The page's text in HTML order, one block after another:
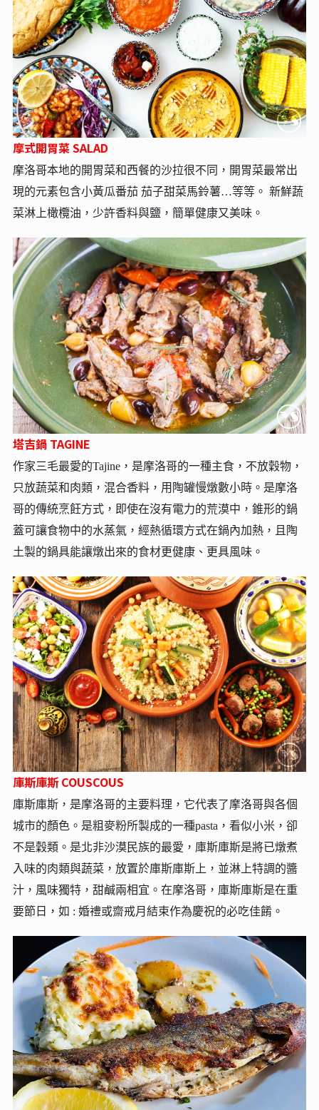
摩式開胃菜 SALAD
摩洛哥本地的開胃菜和西餐的沙拉很不同，開胃菜最常出
現的元素包含小黃瓜番茄 茄子甜菜馬鈴薯…等等。 新鮮蔬
菜淋上橄欖油，少許香料與鹽，簡單健康又美味。
塔吉鍋 TAGINE
作家三毛最愛的Tajine，是摩洛哥的一種主食，不放穀物，
只放蔬菜和肉類，混合香料，用陶罐慢燉數小時。是摩洛
哥的傳統烹飪方式，即使在沒有電力的荒漠中，錐形的鍋
蓋可讓食物中的水蒸氣，經熱循環方式在鍋內加熱，且陶
土製的鍋具能讓燉出來的食材更健康、更具風味。
庫斯庫斯 COUSCOUS
庫斯庫斯，是摩洛哥的主要料理，它代表了摩洛哥與各個
城市的顏色。是粗麥粉所製成的一種pasta，看似小米，卻
不是穀類。是北非沙漠民族的最愛，庫斯庫斯是將已燉煮
入味的肉類與蔬菜，放置於庫斯庫斯上，並淋上特調的醬
汁，風味獨特，甜鹹兩相宜。在摩洛哥，庫斯庫斯是在重
要節日，如 : 婚禮或齋戒月結束作為慶祝的必吃佳餚。